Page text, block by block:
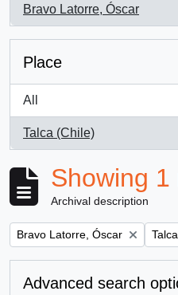
Bravo Latorre, Óscar
, 1 results
Place
All
Talca (Chile)
, 1 results
Showing 1
Archival description
Remove filter:
Bravo Latorre, Óscar
Advanced search